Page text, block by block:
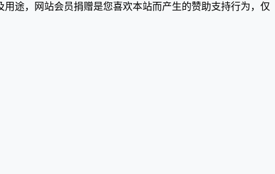
途，网站会员捐赠是您喜欢本站而产生的赞助支持行为，仅